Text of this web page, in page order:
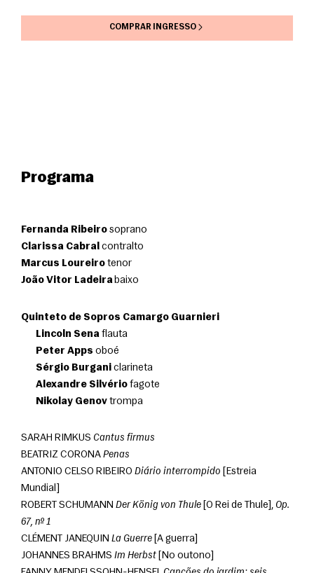
COMPRAR INGRESSO
Programa
Fernanda Ribeiro soprano
Clarissa Cabral contralto
Marcus Loureiro tenor
João Vitor Ladeira baixo
Quinteto de Sopros Camargo Guarnieri
Lincoln Sena flauta
Peter Apps oboé
Sérgio Burgani clarineta
Alexandre Silvério fagote
Nikolay Genov trompa
SARAH RIMKUS Cantus firmus
BEATRIZ CORONA Penas
ANTONIO CELSO RIBEIRO Diário interrompido [Estreia
Mundial]
ROBERT SCHUMANN Der König von Thule [O Rei de Thule], Op.
67, nº 1
CLÉMENT JANEQUIN La Guerre [A guerra]
JOHANNES BRAHMS Im Herbst [No outono]